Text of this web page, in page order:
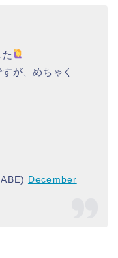
が、めちゃく
December